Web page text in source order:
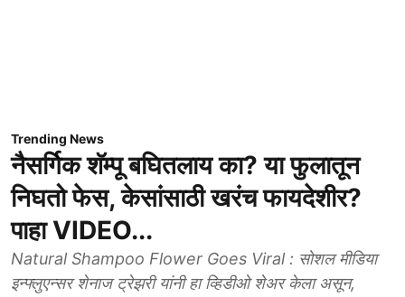
Trending News
नैसर्गिक शॅम्पू बघितलाय का? या फुलातून
निघतो फेस, केसांसाठी खरंच फायदेशीर?
पाहा VIDEO...
Natural Shampoo Flower Goes Viral : सोशल मीडिया
इन्फ्लुएन्सर शेनाज ट्रेझरी यांनी हा व्हिडीओ शेअर केला असून,